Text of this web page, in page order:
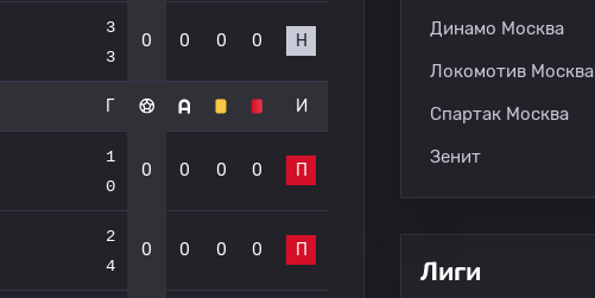
3
3
0 0 0 0 Н
Г И
1
0
0 0 0 0 П
2
4
0 0 0 0 П
Динамо Москва
Локомотив Москва
Спартак Москва
Зенит
Лиги